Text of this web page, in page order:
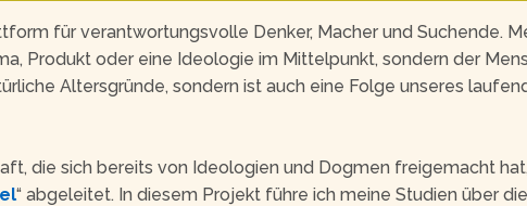
für verantwortungsvolle Denker, Macher und Suchende.
Produkt oder eine Ideologie im Mittelpunkt, sondern der
Altersgründe, sondern ist auch eine Folge unseres
die sich bereits von Ideologien und Dogmen freigemacht
“ abgeleitet. In diesem Projekt führe ich meine Studien über